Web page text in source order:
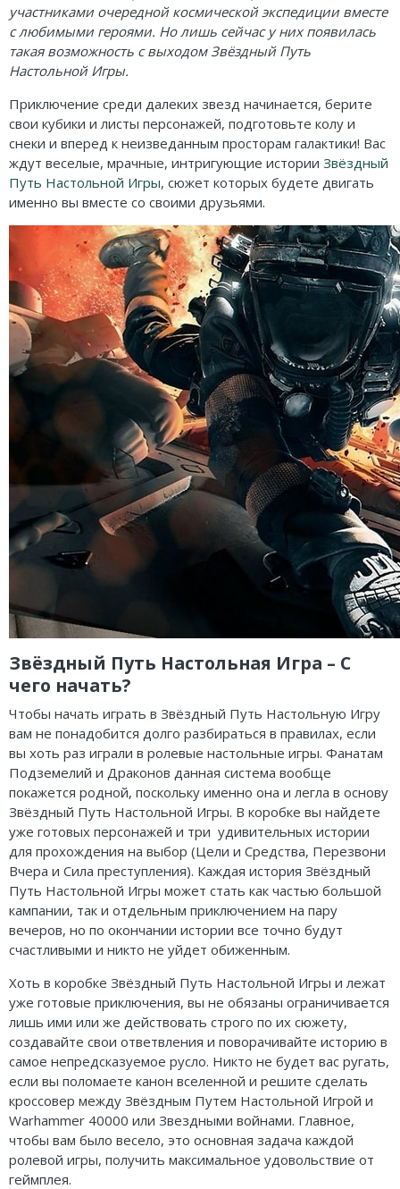
участниками очередной космической экспедиции вместе
с любимыми героями. Но лишь сейчас у них появилась
такая возможность с выходом Звёздный Путь
Настольной Игры.
Приключение среди далеких звезд начинается, берите
свои кубики и листы персонажей, подготовьте колу и
снеки и вперед к неизведанным просторам галактики! Вас
ждут веселые, мрачные, интригующие истории Звёздный
Путь Настольной Игры, сюжет которых будете двигать
именно вы вместе со своими друзьями.
Звёздный Путь Настольная Игра – С
чего начать?
Чтобы начать играть в Звёздный Путь Настольную Игру
вам не понадобится долго разбираться в правилах, если
вы хоть раз играли в ролевые настольные игры. Фанатам
Подземелий и Драконов данная система вообще
покажется родной, поскольку именно она и легла в основу
Звёздный Путь Настольной Игры. В коробке вы найдете
уже готовых персонажей и три удивительных истории
для прохождения на выбор (Цели и Средства, Перезвони
Вчера и Сила преступления). Каждая история Звёздный
Путь Настольной Игры может стать как частью большой
кампании, так и отдельным приключением на пару
вечеров, но по окончании истории все точно будут
счастливыми и никто не уйдет обиженным.
Хоть в коробке Звёздный Путь Настольной Игры и лежат
уже готовые приключения, вы не обязаны ограничивается
лишь ими или же действовать строго по их сюжету,
создавайте свои ответвления и поворачивайте историю в
самое непредсказуемое русло. Никто не будет вас ругать,
если вы поломаете канон вселенной и решите сделать
кроссовер между Звёздным Путем Настольной Игрой и
Warhammer 40000 или Звездными войнами. Главное,
чтобы вам было весело, это основная задача каждой
ролевой игры, получить максимальное удовольствие от
геймплея.
Логические
Кооперативные
Стратегические
Приключения
Экономические
Тактические
Детективные
Игры-квесты
Викторины
Для взрослых (18+)
О мышах и тайнах
Эволюция
Зельеварение
Стиль Жизни
Crowd Games
Lavka Games
GaGa Games
Эврикус
Банда умников
Остальные серии
Пиксель Тактикс
Саграда